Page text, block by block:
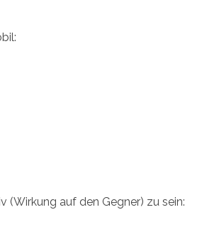
(Wirkung auf den Gegner) zu sein: